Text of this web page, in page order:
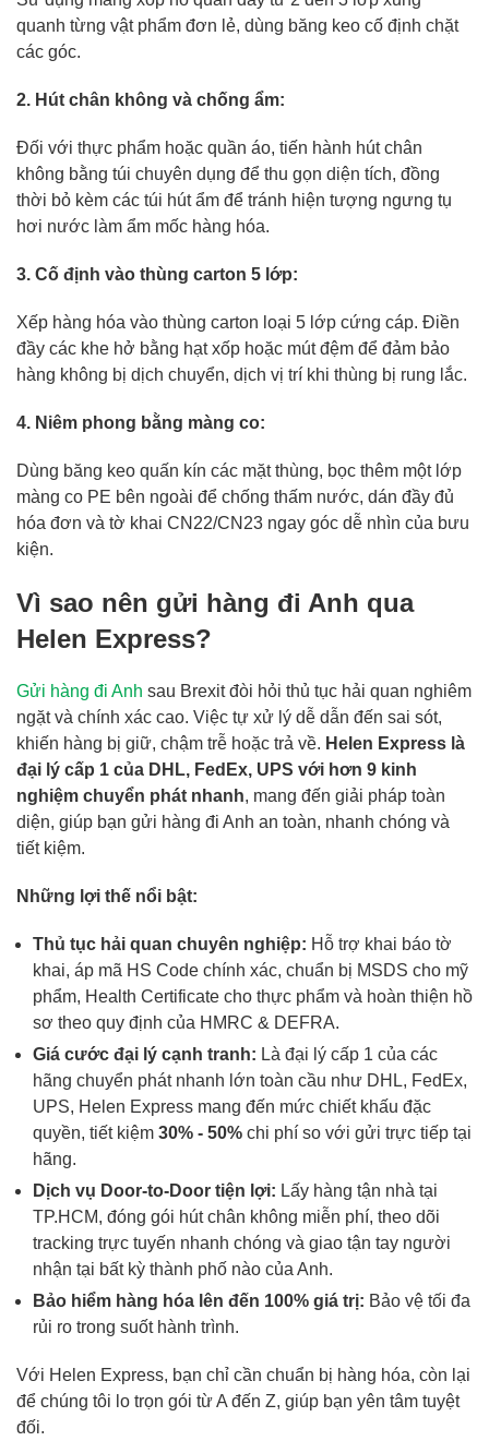
quanh từng vật phẩm đơn lẻ, dùng băng keo cố định chặt
các góc.
2. Hút chân không và chống ẩm:
Đối với thực phẩm hoặc quần áo, tiến hành hút chân
không bằng túi chuyên dụng để thu gọn diện tích, đồng
thời bỏ kèm các túi hút ẩm để tránh hiện tượng ngưng tụ
hơi nước làm ẩm mốc hàng hóa.
3. Cố định vào thùng carton 5 lớp:
Xếp hàng hóa vào thùng carton loại 5 lớp cứng cáp. Điền
đầy các khe hở bằng hạt xốp hoặc mút đệm để đảm bảo
hàng không bị dịch chuyển, dịch vị trí khi thùng bị rung lắc.
4. Niêm phong bằng màng co:
Dùng băng keo quấn kín các mặt thùng, bọc thêm một lớp
màng co PE bên ngoài để chống thấm nước, dán đầy đủ
hóa đơn và tờ khai CN22/CN23 ngay góc dễ nhìn của bưu
kiện.
Vì sao nên gửi hàng đi Anh qua
Helen Express?
Gửi hàng đi Anh sau Brexit đòi hỏi thủ tục hải quan nghiêm
ngặt và chính xác cao. Việc tự xử lý dễ dẫn đến sai sót,
khiến hàng bị giữ, chậm trễ hoặc trả về. Helen Express là
đại lý cấp 1 của DHL, FedEx, UPS với hơn 9 kinh
nghiệm chuyển phát nhanh, mang đến giải pháp toàn
diện, giúp bạn gửi hàng đi Anh an toàn, nhanh chóng và
tiết kiệm.
Những lợi thế nổi bật:
Thủ tục hải quan chuyên nghiệp: Hỗ trợ khai báo tờ
khai, áp mã HS Code chính xác, chuẩn bị MSDS cho mỹ
phẩm, Health Certificate cho thực phẩm và hoàn thiện hồ
sơ theo quy định của HMRC & DEFRA.
Giá cước đại lý cạnh tranh: Là đại lý cấp 1 của các
hãng chuyển phát nhanh lớn toàn cầu như DHL, FedEx,
UPS, Helen Express mang đến mức chiết khấu đặc
quyền, tiết kiệm 30% - 50% chi phí so với gửi trực tiếp tại
hãng.
Dịch vụ Door-to-Door tiện lợi: Lấy hàng tận nhà tại
TP.HCM, đóng gói hút chân không miễn phí, theo dõi
tracking trực tuyến nhanh chóng và giao tận tay người
nhận tại bất kỳ thành phố nào của Anh.
Bảo hiểm hàng hóa lên đến 100% giá trị: Bảo vệ tối đa
rủi ro trong suốt hành trình.
Với Helen Express, bạn chỉ cần chuẩn bị hàng hóa, còn lại
để chúng tôi lo trọn gói từ A đến Z, giúp bạn yên tâm tuyệt
đối.